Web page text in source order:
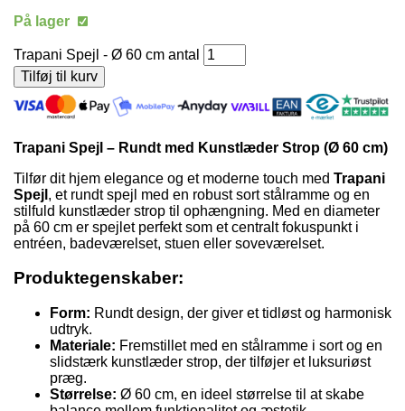
På lager
Trapani Spejl - Ø 60 cm antal
Tilføj til kurv
Trapani Spejl – Rundt med Kunstlæder Strop (Ø 60 cm)
Tilfør dit hjem elegance og et moderne touch med Trapani
Spejl , et rundt spejl med en robust sort stålramme og en
stilfuld kunstlæder strop til ophængning. Med en diameter
på 60 cm er spejlet perfekt som et centralt fokuspunkt i
entréen, badeværelset, stuen eller soveværelset.
Produktegenskaber:
Form: Rundt design, der giver et tidløst og harmonisk
udtryk.
Materiale: Fremstillet med en stålramme i sort og en
slidstærk kunstlæder strop, der tilføjer et luksuriøst
præg.
Størrelse: Ø 60 cm, en ideel størrelse til at skabe